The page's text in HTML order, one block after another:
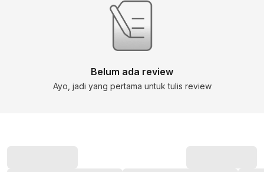
Belum ada review
Ayo, jadi yang pertama untuk tulis review